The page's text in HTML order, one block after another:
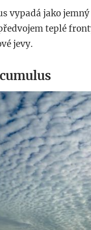
vypadá jako
teplé
jevy.